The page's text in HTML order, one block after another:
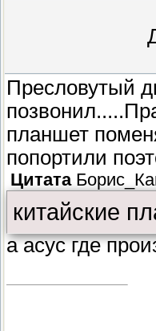
Пресловутый
планшет
попортили
Цитата
китайские
а асус где